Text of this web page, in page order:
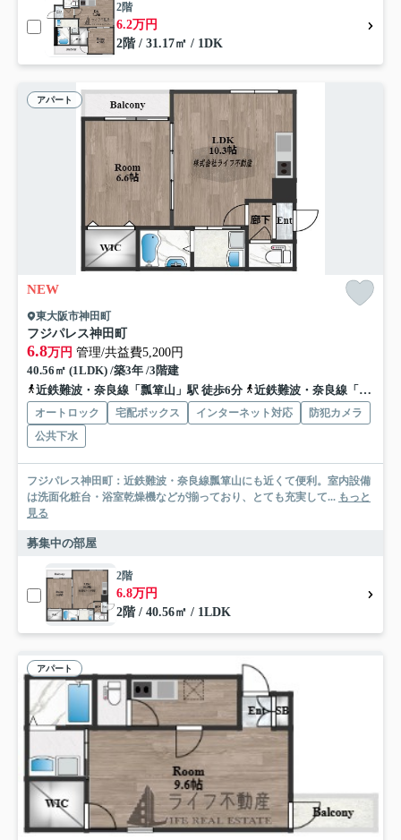
2階
6.2万円
2階 / 31.17㎡ / 1DK
アパート
NEW
東大阪市神田町
フジパレス神田町
6.8万円 管理/共益費5,200円
40.56㎡ (1LDK) /築3年 /3階建
近鉄難波・奈良線「瓢箪山」駅 徒歩6分
近鉄難波・奈良線「東花園」駅 徒歩20分
オートロック 宅配ボックス インターネット対応
防犯カメラ
公共下水
フジパレス神田町：近鉄難波・奈良線瓢箪山にも近くて便利。室内設備
は洗面化粧台・浴室乾燥機などが揃っており、とても充実して... もっと
見る
募集中の部屋
2階
6.8万円
2階 / 40.56㎡ / 1LDK
アパート